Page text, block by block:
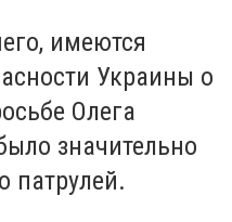
имеются
Украины о
Олега
значительно
патрулей.